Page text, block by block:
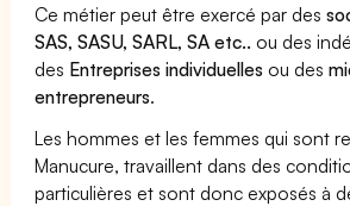
Ce métier peut être exercé par des
SAS, SASU, SARL, SA etc.. ou des
des Entreprises individuelles ou des
entrepreneurs.
Les hommes et les femmes qui sont
Manucure, travaillent dans des
particulières et sont donc exposés à